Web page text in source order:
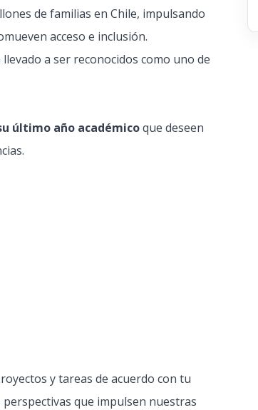
de familias en Chile, impulsando
acceso e inclusión.
a ser reconocidos como uno de
último año académicoque deseen
y tareas de acuerdo con tu
que impulsen nuestras